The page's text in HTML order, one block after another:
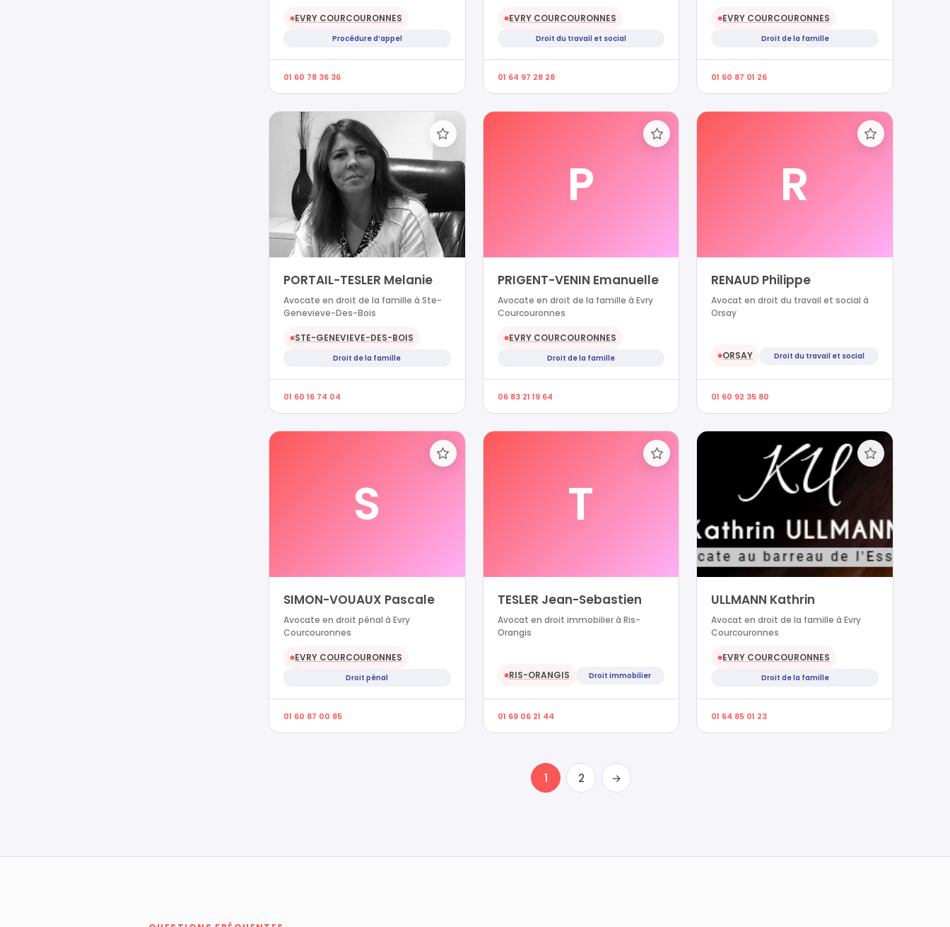
●EVRY COURCOURONNES
Procédure d’appel
01 60 78 36 36
●EVRY COURCOURONNES
Droit du travail et social
01 64 97 28 28
●EVRY COURCOURONNES
Droit de la famille
01 60 87 01 26
PORTAIL-TESLER Melanie
Avocate en droit de la famille à Ste-
Genevieve-Des-Bois
●STE-GENEVIEVE-DES-BOIS
Droit de la famille
01 60 16 74 04
P
PRIGENT-VENIN Emanuelle
Avocate en droit de la famille à Evry
Courcouronnes
●EVRY COURCOURONNES
Droit de la famille
06 83 21 19 64
R
RENAUD Philippe
Avocat en droit du travail et social à
Orsay
●ORSAY Droit du travail et social
01 60 92 35 80
S
SIMON-VOUAUX Pascale
Avocate en droit pénal à Evry
Courcouronnes
●EVRY COURCOURONNES
Droit pénal
01 60 87 00 85
T
TESLER Jean-Sebastien
Avocat en droit immobilier à Ris-
Orangis
●RIS-ORANGIS Droit immobilier
01 69 06 21 44
ULLMANN Kathrin
Avocat en droit de la famille à Evry
Courcouronnes
●EVRY COURCOURONNES
Droit de la famille
01 64 85 01 23
1 2 →